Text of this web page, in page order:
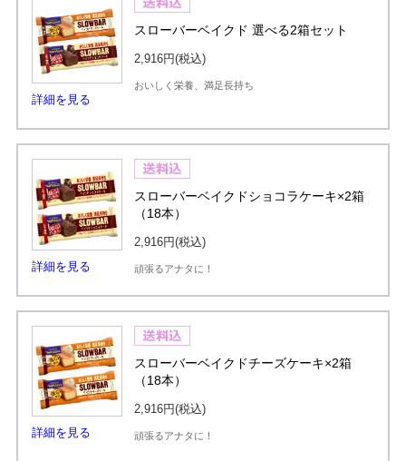
詳細を見る
スローバーベイクド 選べる2箱セット
2,916円(税込)
おいしく栄養、満足長持ち
詳細を見る
スローバーベイクドショコラケーキ×2箱
（18本）
2,916円(税込)
頑張るアナタに！
詳細を見る
スローバーベイクドチーズケーキ×2箱
（18本）
2,916円(税込)
頑張るアナタに！